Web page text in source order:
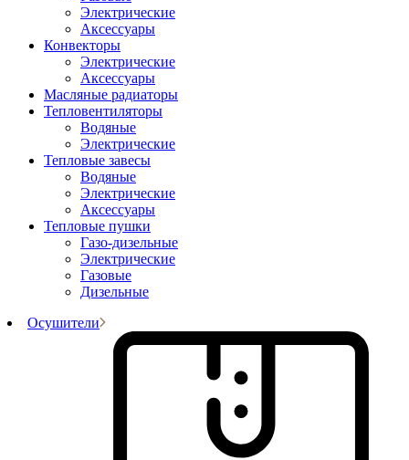
Электрические
Аксессуары
Конвекторы
Электрические
Аксессуары
Масляные радиаторы
Тепловентиляторы
Водяные
Электрические
Тепловые завесы
Водяные
Электрические
Аксессуары
Тепловые пушки
Газо-дизельные
Электрические
Газовые
Дизельные
Осушители